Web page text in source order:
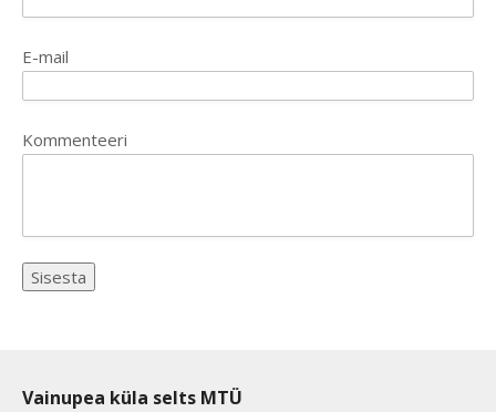
E-mail
Kommenteeri
Vainupea küla selts MTÜ